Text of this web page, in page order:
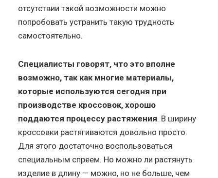
отсутствии такой возможности можно
попробовать устранить такую трудность
самостоятельно.
Специалисты говорят, что это вполне
возможно, так как многие материалы,
которые используются сегодня при
производстве кроссовок, хорошо
поддаются процессу растяжения. В ширину
кроссовки растягиваются довольно просто.
Для этого достаточно воспользоваться
специальным спреем. Но можно ли растянуть
изделие в длину — можно, но не больше, чем